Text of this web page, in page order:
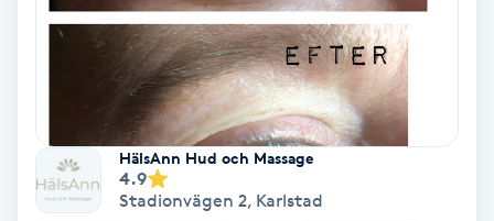
Kinesiologi
Kinesisk medicin
Kiropraktik
HälsAnn Hud och Massage
4.9
Stadionvägen 2, Karlstad